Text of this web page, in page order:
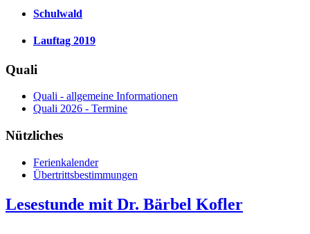
Schulwald
Lauftag 2019
Quali
Quali - allgemeine Informationen
Quali 2026 - Termine
Nützliches
Ferienkalender
Übertrittsbestimmungen
Lesestunde mit Dr. Bärbel Kofler